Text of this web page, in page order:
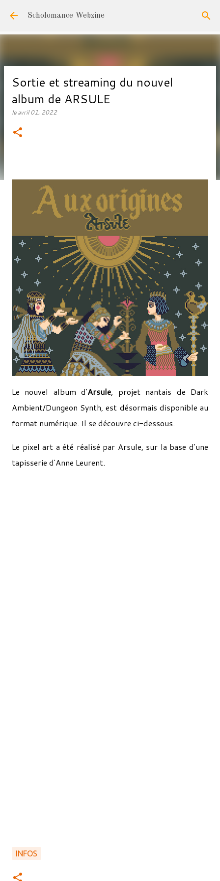
Accéder au contenu principal
Scholomance Webzine
Sortie et streaming du nouvel
album de ARSULE
leavril 01, 2022
Le nouvel album d'Arsule, projet nantais de Dark
Ambient/Dungeon Synth, est désormais disponible au
format numérique. Il se découvre ci-dessous.
Le pixel art a été réalisé par Arsule, sur la base d'une
tapisserie d'Anne Leurent.
INFOS